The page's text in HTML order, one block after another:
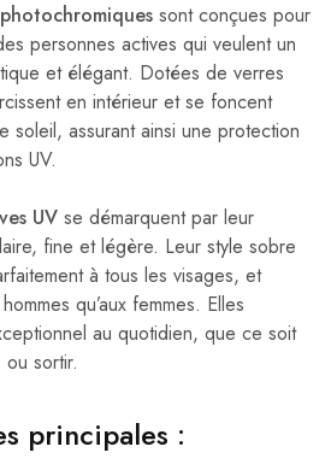
sont conçues pour
personnes actives qui veulent un
et élégant. Dotées de verres
en intérieur et se foncent
soleil, assurant ainsi une protection
UV.
UV se démarquent par leur
fine et légère. Leur style sobre
à tous les visages, et
qu’aux femmes. Elles
au quotidien, que ce soit
sortir.
principales :